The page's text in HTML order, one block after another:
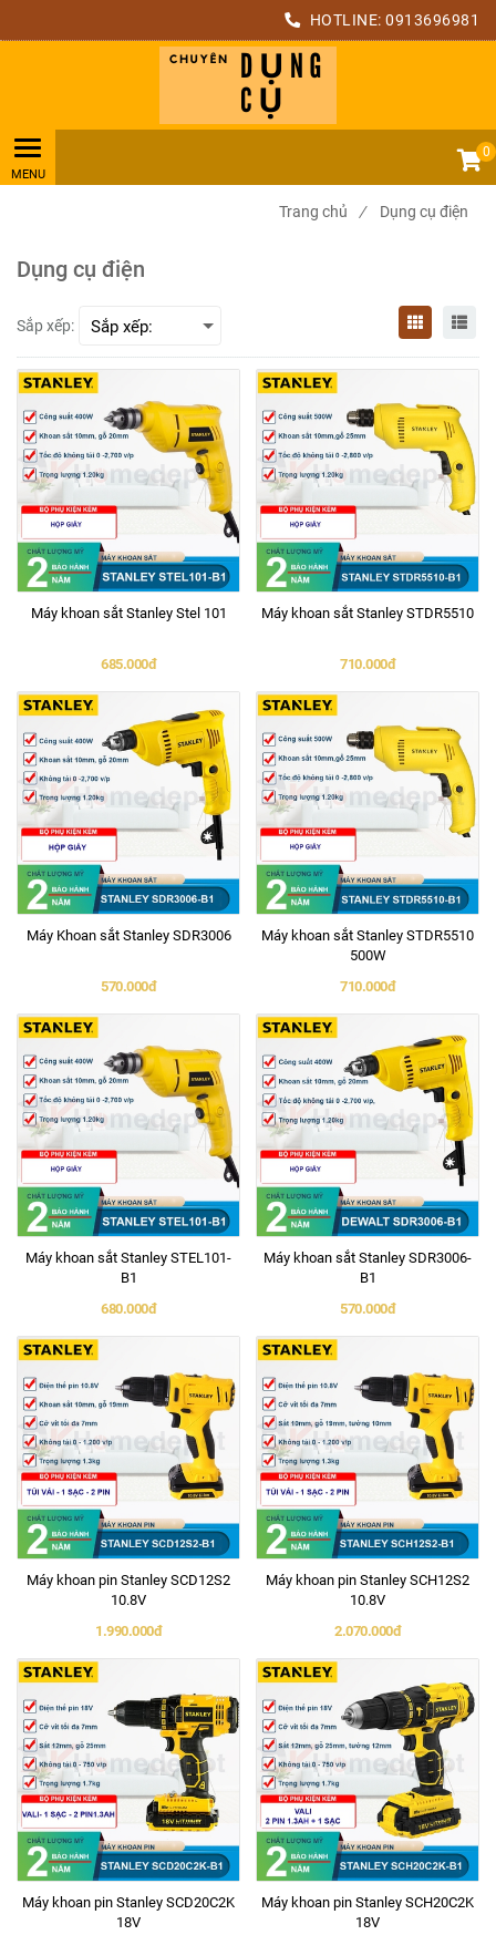
HOTLINE: 0913696981
0
Trang chủ / Dụng cụ điện
Dụng cụ điện
Sắp xếp:
Máy khoan sắt Stanley Stel 101
685.000đ
Máy khoan sắt Stanley STDR5510
710.000đ
Máy Khoan sắt Stanley SDR3006
570.000đ
Máy khoan sắt Stanley STDR5510
500W
710.000đ
Máy khoan sắt Stanley STEL101-
B1
680.000đ
Máy khoan sắt Stanley SDR3006-
B1
570.000đ
Máy khoan pin Stanley SCD12S2
10.8V
1.990.000đ
Máy khoan pin Stanley SCH12S2
10.8V
2.070.000đ
Máy khoan pin Stanley SCD20C2K
18V
Máy khoan pin Stanley SCH20C2K
18V